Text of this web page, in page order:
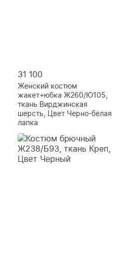
31 100
Женский костюм
жакет+юбка Ж260/Ю105,
ткань Вирджинская
шерсть, Цвет Черно-белая
лапка